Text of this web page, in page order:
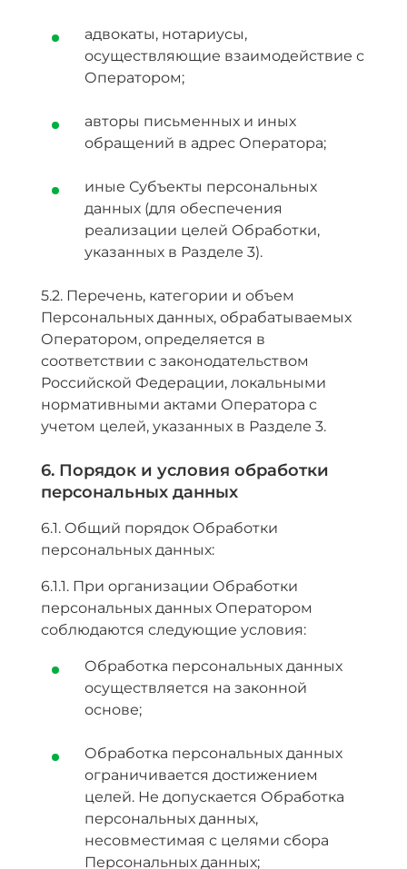
адвокаты, нотариусы,
осуществляющие взаимодействие с
Оператором;
авторы письменных и иных
обращений в адрес Оператора;
иные Субъекты персональных
данных (для обеспечения
реализации целей Обработки,
указанных в Разделе 3).
5.2. Перечень, категории и объем
Персональных данных, обрабатываемых
Оператором, определяется в
соответствии с законодательством
Российской Федерации, локальными
нормативными актами Оператора с
учетом целей, указанных в Разделе 3.
6. Порядок и условия обработки
персональных данных
6.1. Общий порядок Обработки
персональных данных:
6.1.1. При организации Обработки
персональных данных Оператором
соблюдаются следующие условия:
Обработка персональных данных
осуществляется на законной
основе;
Обработка персональных данных
ограничивается достижением
целей. Не допускается Обработка
персональных данных,
несовместимая с целями сбора
Персональных данных;